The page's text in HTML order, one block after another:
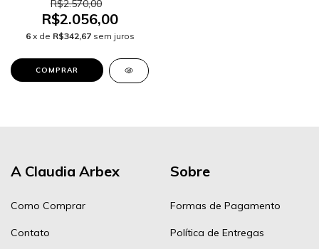
R$2.570,00
R$2.056,00
6 x de R$342,67 sem juros
A Claudia Arbex
Como Comprar
Contato
Sobre
Formas de Pagamento
Política de Entregas